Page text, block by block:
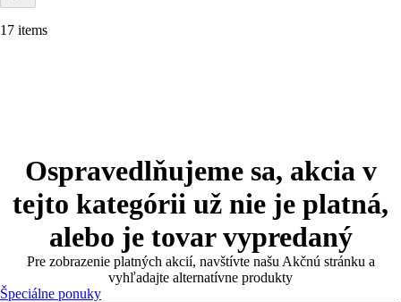
17 items
Ospravedlňujeme sa, akcia v
tejto kategórii už nie je platná,
alebo je tovar vypredaný
Pre zobrazenie platných akcií, navštívte našu Akčnú stránku a
vyhľadajte alternatívne produkty
Špeciálne ponuky